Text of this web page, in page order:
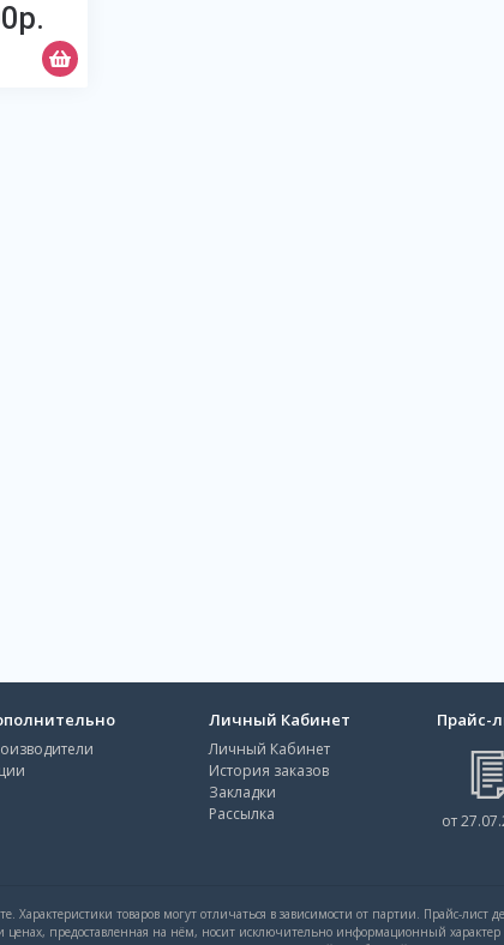
Личный Кабинет
Личный Кабинет
История заказов
Закладки
Рассылка
Прайс-
от
товаров могут отличаться в зависимости от партии. Прайс-
предоставленная на нём, носит исключительно информационный